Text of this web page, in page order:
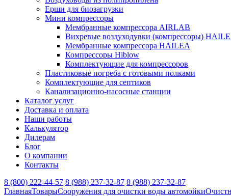
Ерши для биозагрузки
Мини компрессоры
Мембранные компрессора AIRLAB
Вихревые воздуходувки (компрессоры)
Мембранные компрессора HAILEA
Компрессоры Hiblow
Комплектующие для компрессоров
Пластиковые погреба с готовыми полками
Комплектующие для септиков
Канализационно-насосные станции
Каталог услуг
Доставка и оплата
Наши работы
Калькулятор
Дилерам
Блог
О компании
Контакты
8 (800) 222-44-57 8 (988) 237-32-87 8 (988) 237-32-87
ГлавнаяТоварыСооружения для очистки воды автомойки